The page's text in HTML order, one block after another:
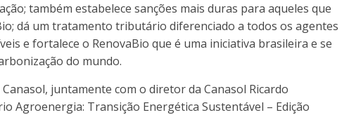
também estabelece sanções mais duras para aqueles que
dá um tratamento tributário diferenciado a todos os agentes
e fortalece o RenovaBio que é uma iniciativa brasileira e se
do mundo.
juntamente com o diretor da Canasol Ricardo
Agroenergia: Transição Energética Sustentável – Edição